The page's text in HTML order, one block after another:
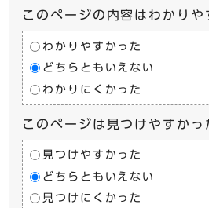
このページの内容はわかりや
わかりやすかった
どちらともいえない
わかりにくかった
このページは見つけやすかっ
見つけやすかった
どちらともいえない
見つけにくかった